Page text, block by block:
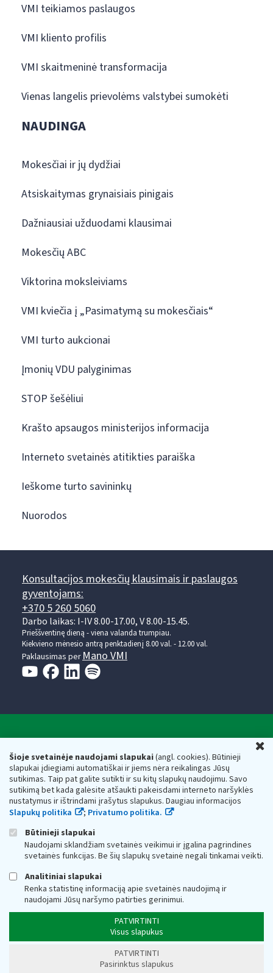
Šioje svetainėje naudojami slapukai(angl. cookies). Būtinieji
slapukai įdiegiami automatiškai ir jiems nėra reikalingas Jūsų
sutikimas. Taip pat galite sutikti ir su kitų slapukų naudojimu. Savo
sutikimą bet kada galėsite atšaukti pakeisdami interneto naršyklės
nustatymus ir ištrindami įrašytus slapukus. Daugiau informacijos
Slapukų politika
; Privatumo politika.
Būtinieji slapukai
Naudojami sklandžiam svetainės veikimui ir įgalina pagrindines
svetainės funkcijas. Be šių slapukų svetainė negali tinkamai veikti.
Analitiniai slapukai
Renka statistinę informaciją apie svetainės naudojimą ir
naudojami Jūsų naršymo patirties gerinimui.
PATVIRTINTI
Visus slapukus
PATVIRTINTI
Pasirinktus slapukus
VMI teikiamos paslaugos
VMI kliento profilis
VMI skaitmeninė transformacija
Vienas langelis prievolėms valstybei sumokėti
NAUDINGA
Mokesčiai ir jų dydžiai
Atsiskaitymas grynaisiais pinigais
Dažniausiai užduodami klausimai
Mokesčių ABC
Viktorina moksleiviams
VMI kviečia į „Pasimatymą su mokesčiais“
VMI turto aukcionai
Įmonių VDU palyginimas
STOP šešėliui
Krašto apsaugos ministerijos informacija
Interneto svetainės atitikties paraiška
Ieškome turto savininkų
Nuorodos
Konsultacijos mokesčių klausimais ir paslaugos
gyventojams:
+370 5 260 5060
Darbo laikas: I-IV 8.00-17.00, V 8.00-15.45.
Prieššventinę dieną - viena valanda trumpiau.
Kiekvieno mėnesio antrą penktadienį 8.00 val. - 12.00 val.
Paklausimas per Mano VMI
Respublikos finansų ministerijos
Biudžetinė įstaiga. Juridinio asmens kodas — 188659752,
adresas: Vasario 16-osios g. 14, 01107 Vilnius, Lietuva, el.paštas:
vmi@vmi.lt, E. pristatymo dėžutės adresas 188659752
Duomenys apie Valstybinę mokesčių inspekciją prie Lietuvos
Respublikos finansų ministerijos kaupiami ir saugomi Juridinių